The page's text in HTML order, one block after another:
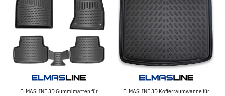
ELMASLINE 3D Gummimatten für ELMASLINE 3D Kofferraumwanne für